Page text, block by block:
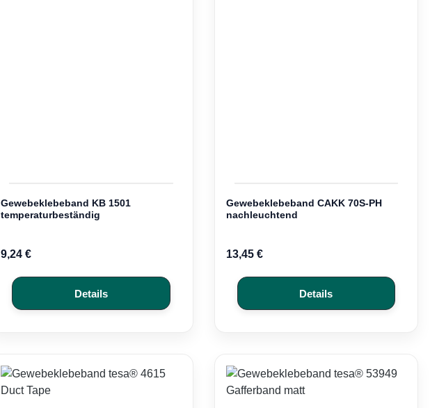
Gewebeklebeband KB 1501
temperaturbeständig
9,24 €
Details
Gewebeklebeband CAKK 70S-PH
nachleuchtend
13,45 €
Details